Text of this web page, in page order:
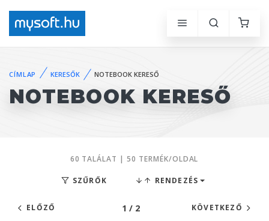
CÍMLAP KERESŐK NOTEBOOK KERESŐ
NOTEBOOK KERESŐ
60 TALÁLAT | 50 TERMÉK/OLDAL
SZŰRŐK RENDEZÉS
ELŐZŐ 1 / 2 KÖVETKEZŐ